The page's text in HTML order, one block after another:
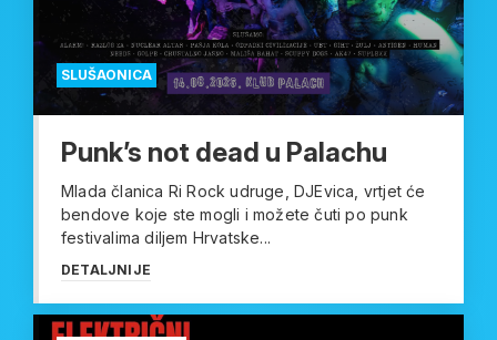
SLUŠAONICA
Punk’s not dead u Palachu
Mlada članica Ri Rock udruge, DJEvica, vrtjet će
bendove koje ste mogli i možete čuti po punk
festivalima diljem Hrvatske...
DETALJNIJE